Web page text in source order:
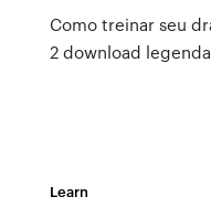
Como treinar seu
2 download
Learn